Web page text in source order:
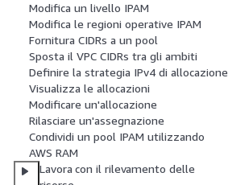
Modifica un livello IPAM
Modifica le regioni operative IPAM
Fornitura CIDRs a un pool
Sposta il VPC CIDRs tra gli ambiti
Definire la strategia IPv4 di allocazione
Visualizza le allocazioni
Modificare un'allocazione
Rilasciare un'assegnazione
Condividi un pool IPAM utilizzando
AWS RAM
Lavora con il rilevamento delle